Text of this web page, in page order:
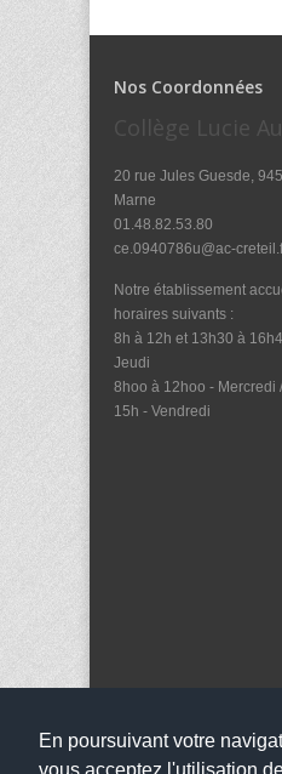
En poursuivant votre
vous acceptez l'utilisation
Nos Coordonnées
Collège Lucie
20 rue Jules Guesde,
Marne
01.48.82.53.80
ce.0940786u@ac-
Notre établissement
horaires suivants :
8h à 12h et 13h30 à
Jeudi
8hoo à 12hoo - Mercredi
15h - Vendredi